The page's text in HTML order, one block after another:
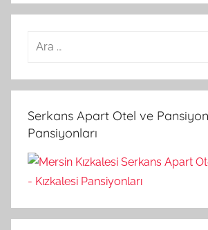
a
a
:
Serkans Apart Otel ve
Pansiyonları